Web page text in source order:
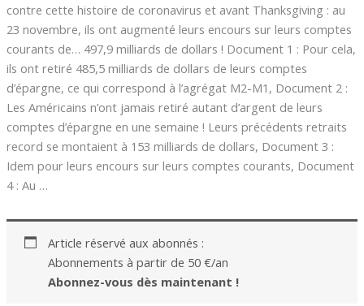
contre cette histoire de coronavirus et avant Thanksgiving : au
23 novembre, ils ont augmenté leurs encours sur leurs comptes
courants de… 497,9 milliards de dollars ! Document 1 : Pour cela,
ils ont retiré 485,5 milliards de dollars de leurs comptes
d’épargne, ce qui correspond à l’agrégat M2-M1, Document 2 :
Les Américains n’ont jamais retiré autant d’argent de leurs
comptes d’épargne en une semaine ! Leurs précédents retraits
record se montaient à 153 milliards de dollars, Document 3 :
Idem pour leurs encours sur leurs comptes courants, Document
4 : Au …
Article réservé aux abonnés :
Abonnements à partir de 50 €/an
Abonnez-vous dès maintenant !